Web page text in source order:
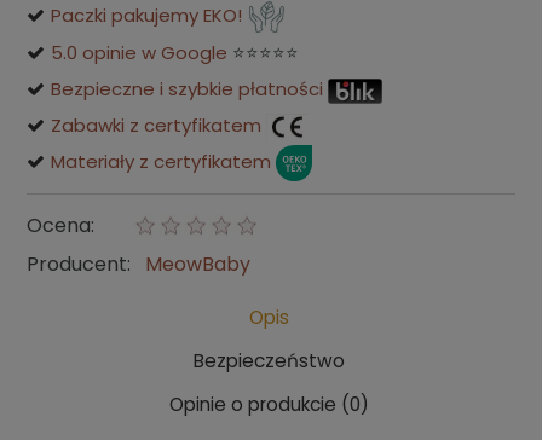
Paczki pakujemy EKO!
5.0 opinie w Google ⭐⭐⭐⭐⭐
Bezpieczne i szybkie płatności
Zabawki z certyfikatem
Materiały z certyfikatem
Ocena:
Producent:
MeowBaby
Opis
Bezpieczeństwo
Opinie o produkcie (0)